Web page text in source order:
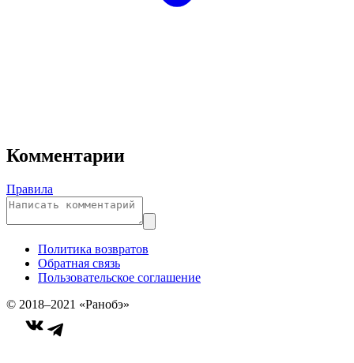
Комментарии
Правила
Политика возвратов
Обратная связь
Пользовательское соглашение
© 2018–2021 «Ранобэ»